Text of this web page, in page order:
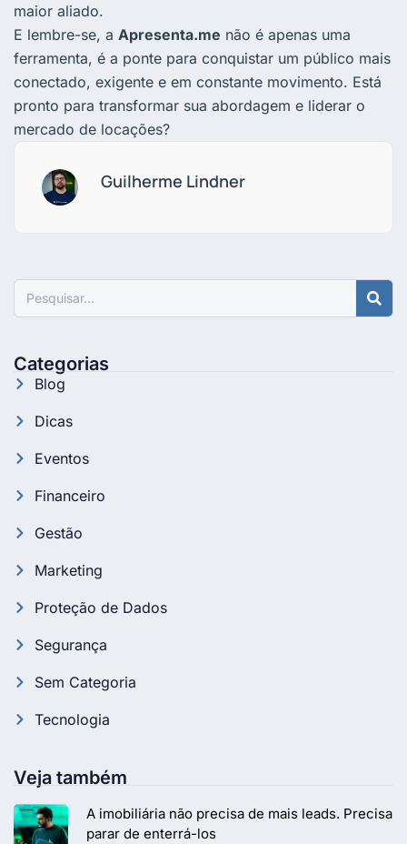
maior aliado.
E lembre-se, a Apresenta.me não é apenas uma
ferramenta, é a ponte para conquistar um público mais
conectado, exigente e em constante movimento. Está
pronto para transformar sua abordagem e liderar o
mercado de locações?
Guilherme Lindner
Pesquisar
Categorias
Blog
Dicas
Eventos
Financeiro
Gestão
Marketing
Proteção de Dados
Segurança
Sem Categoria
Tecnologia
Veja também
A imobiliária não precisa de mais leads. Precisa
parar de enterrá-los